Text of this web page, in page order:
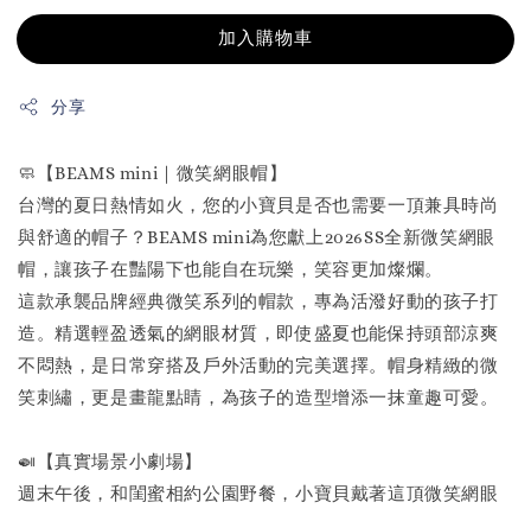
加入購物車
分享
🧼【BEAMS mini｜微笑網眼帽】
台灣的夏日熱情如火，您的小寶貝是否也需要一頂兼具時尚
與舒適的帽子？BEAMS mini為您獻上2026SS全新微笑網眼
帽，讓孩子在豔陽下也能自在玩樂，笑容更加燦爛。
這款承襲品牌經典微笑系列的帽款，專為活潑好動的孩子打
造。精選輕盈透氣的網眼材質，即使盛夏也能保持頭部涼爽
不悶熱，是日常穿搭及戶外活動的完美選擇。帽身精緻的微
笑刺繡，更是畫龍點睛，為孩子的造型增添一抹童趣可愛。
🍛【真實場景小劇場】
週末午後，和閨蜜相約公園野餐，小寶貝戴著這頂微笑網眼